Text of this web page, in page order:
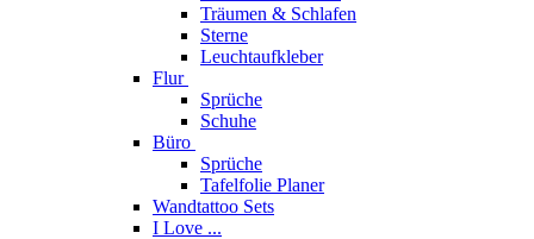
Träumen & Schlafen
Sterne
Leuchtaufkleber
Flur
Sprüche
Schuhe
Büro
Sprüche
Tafelfolie Planer
Wandtattoo Sets
I Love ...